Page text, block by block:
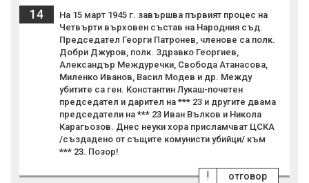
14
На 15 март 1945 г. завършва първият процес на
Четвърти върховен състав на Народния съд.
Председател Георги Патронев, членове са полк.
Добри Джуров, полк. Здравко Георгиев,
Александър Междуречки, Свобода Атанасова,
Миленко Иванов, Васил Модев и др. Между
убитите са ген. Константин Лукаш-почетен
председател и дарител на *** 23 и другите двама
председатели на *** 23 Иван Вълков и Никола
Карагьозов. Днес неуки хора присламчват ЦСКА
/създадено от същите комунисти убийци/ към
*** 23. Позор!
отговор
!